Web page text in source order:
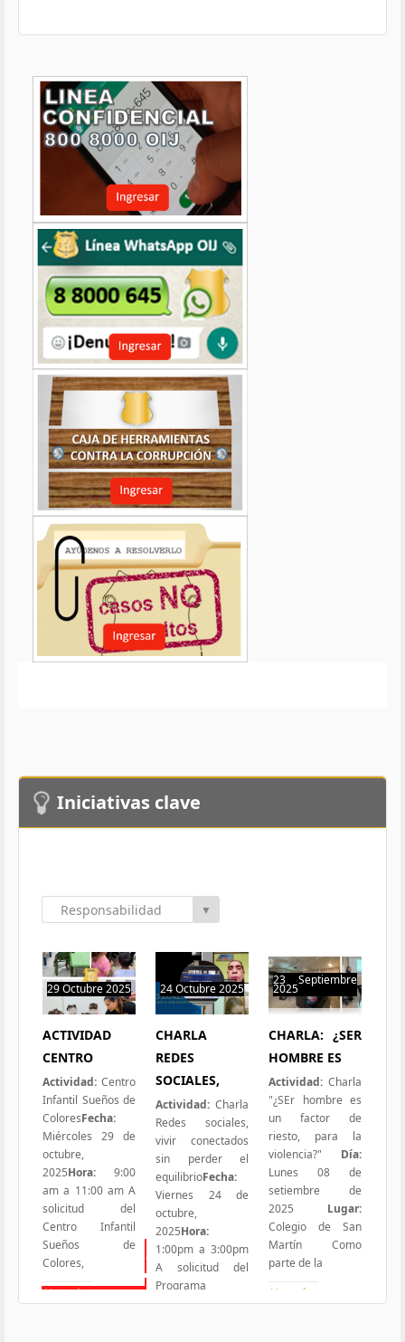
Iniciativas clave
Todas las Iniciativas
Responsabilidad Social
Responsabilidad
▼
29 Octubre 2025
4 hits
ACTIVIDAD
CENTRO
Actividad: Centro
Infantil Sueños de
ColoresFecha:
Miércoles 29 de
octubre,
2025Hora: 9:00
am a 11:00 am A
solicitud del
Centro Infantil
Sueños de
Colores,
Ver más
24 Octubre 2025
0 hit
CHARLA
REDES
SOCIALES,
Actividad: Charla
Redes sociales,
vivir conectados
sin perder el
equilibrioFecha:
Viernes 24 de
octubre,
2025Hora:
1:00pm a 3:00pm
A solicitud del
Programa
23 Septiembre
2025
0 hit
CHARLA: ¿SER
HOMBRE ES
Actividad: Charla
"¿SEr hombre es
un factor de
riesto, para la
violencia?" Día:
Lunes 08 de
setiembre de
2025 Lugar:
Colegio de San
Martín Como
parte de la
Ver más